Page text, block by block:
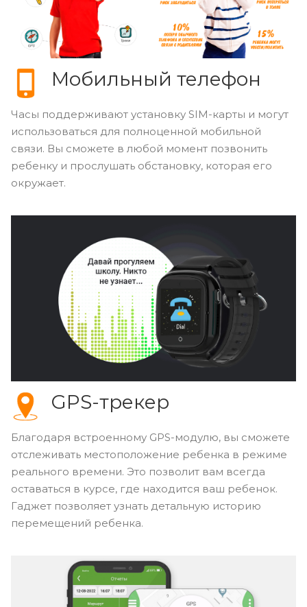
Мобильный телефон
Часы поддерживают установку SIM-карты и могут
использоваться для полноценной мобильной
связи. Вы сможете в любой момент позвонить
ребенку и прослушать обстановку, которая его
окружает.
GPS-трекер
Благодаря встроенному GPS-модулю, вы сможете
отслеживать местоположение ребенка в режиме
реального времени. Это позволит вам всегда
оставаться в курсе, где находится ваш ребенок.
Гаджет позволяет узнать детальную историю
перемещений ребенка.